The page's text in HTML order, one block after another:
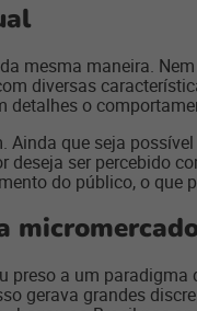
mesma maneira.
diversas
detalhes o
Ainda que seja
ser percebido
do público, o que
preso a um paradigma
gerava grandes